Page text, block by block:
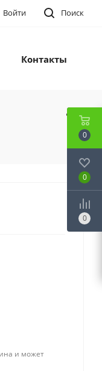
Поиск
Войти
Контакты
и может
0
0
0